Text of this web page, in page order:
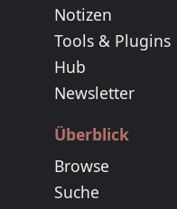
Notizen
Tools & Plugins
Hub
Newsletter
Überblick
Browse
Suche